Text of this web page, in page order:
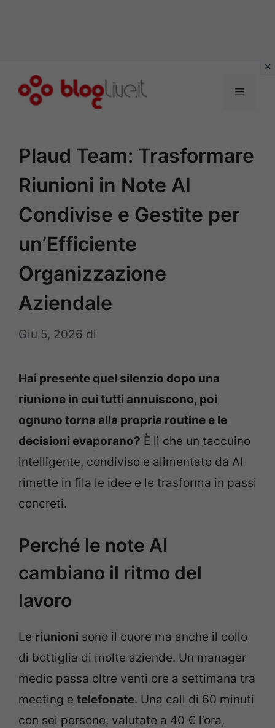
Menu
Plaud Team: Trasformare
Riunioni in Note AI
Condivise e Gestite per
un’Efficiente
Organizzazione
Aziendale
Giu 5, 2026 di
Hai presente quel silenzio dopo una
riunione in cui tutti annuiscono, poi
ognuno torna alla propria routine e le
decisioni evaporano? È lì che un taccuino
intelligente, condiviso e alimentato da AI
rimette in fila le idee e le trasforma in passi
concreti.
Perché le note AI
cambiano il ritmo del
lavoro
Le riunioni sono il cuore ma anche il collo
di bottiglia di molte aziende. Un manager
medio passa oltre venti ore a settimana tra
meeting e telefonate. Una call di 60 minuti
con sei persone, valutate a 40 € l’ora,